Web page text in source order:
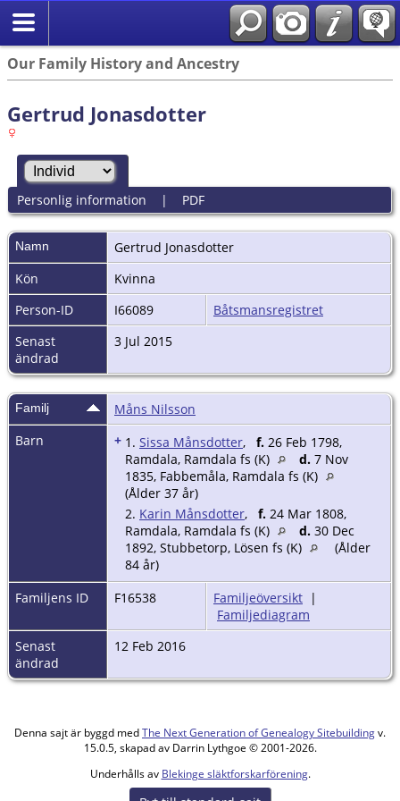
Our Family History and Ancestry
Gertrud Jonasdotter
Personlig information | PDF
Namn Gertrud Jonasdotter
Kön
Kvinna
Person-ID
I66089
Båtsmansregistret
Senast
ändrad
3 Jul 2015
Familj
Måns Nilsson
Barn
+ 1. Sissa Månsdotter, f. 26 Feb 1798,
Ramdala, Ramdala fs (K)
d. 7 Nov
1835, Fabbemåla, Ramdala fs (K)
(Ålder 37 år)
2. Karin Månsdotter, f. 24 Mar 1808,
Ramdala, Ramdala fs (K)
d. 30 Dec
1892, Stubbetorp, Lösen fs (K)
(Ålder
84 år)
Familjens ID
F16538 Familjeöversikt |
Familjediagram
Senast
ändrad
12 Feb 2016
Denna sajt är byggd medThe Next Generation of Genealogy Sitebuildingv.
15.0.5, skapad av Darrin Lythgoe © 2001-2026.
Underhålls av Blekinge släktforskarförening.